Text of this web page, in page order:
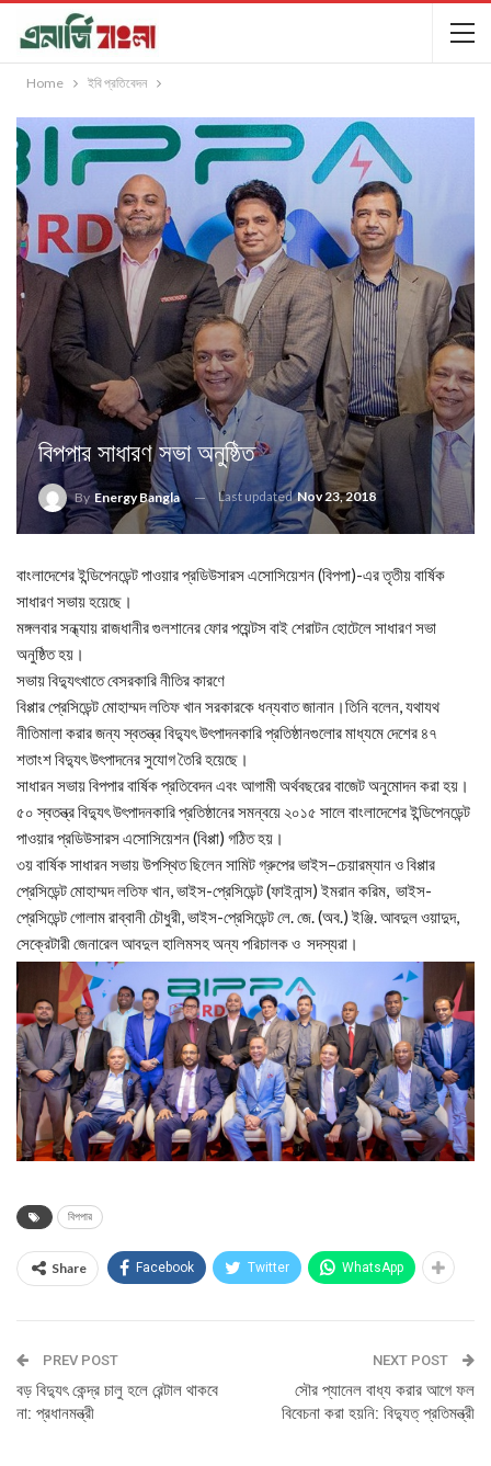
Home ইবি প্রতিবেদন
বিপপার সাধারণ সভা অনুষ্ঠিত
By Energy Bangla Last updatedNov 23, 2018
বাংলাদেশের ইন্ডিপেনডেন্ট পাওয়ার প্রডিউসারস এসোসিয়েশন (বিপপা)-এর তৃতীয় বার্ষিক
সাধারণ সভায় হয়েছে।
মঙ্গলবার সন্ধ্যায় রাজধানীর গুলশানের ফোর পয়েন্টস বাই শেরাটন হোটেলে সাধারণ সভা
অনুষ্ঠিত হয়।
সভায় বিদ্যুৎখাতে বেসরকারি নীতির কারণে
বিপ্পার প্রেসিডেন্ট মোহাম্মদ লতিফ খান সরকারকে ধন্যবাত জানান।তিনি বলেন, যথাযথ
নীতিমালা করার জন্য স্বতন্ত্র বিদ্যুৎ উৎপাদনকারি প্রতিষ্ঠানগুলোর মাধ্যমে দেশের ৪৭
শতাংশ বিদ্যুৎ উৎপাদনের সুযোগ তৈরি হয়েছে।
সাধারন সভায় বিপপার বার্ষিক প্রতিবেদন এবং আগামী অর্থবছরের বাজেট অনুমোদন করা হয়।
৫০ স্বতন্ত্র বিদ্যুৎ উৎপাদনকারি প্রতিষ্ঠানের সমন্বয়ে ২০১৫ সালে বাংলাদেশের ইন্ডিপেনডেন্ট
পাওয়ার প্রডিউসারস এসোসিয়েশন (বিপ্পা) গঠিত হয়।
৩য় বার্ষিক সাধারন সভায় উপস্থিত ছিলেন সামিট গ্রুপের ভাইস–চেয়ারম্যান ও বিপ্পার
প্রেসিডেন্ট মোহাম্মদ লতিফ খান, ভাইস-প্রেসিডেন্ট (ফাইনান্স) ইমরান করিম, ভাইস-
প্রেসিডেন্ট গোলাম রাব্বানী চৌধুরী, ভাইস-প্রেসিডেন্ট লে. জে. (অব.) ইঞ্জি. আবদুল ওয়াদুদ,
সেক্রেটারী জেনারেল আবদুল হালিমসহ অন্য পরিচালক ও সদস্যরা।
বিপপার
Share Facebook Twitter WhatsApp
PREV POST
বড় বিদ্যুৎ কেন্দ্র চালু হলে রেন্টাল থাকবে
না: প্রধানমন্ত্রী
NEXT POST
সৌর প্যানেল বাধ্য করার আগে ফল
বিবেচনা করা হয়নি: বিদ্যুত্ প্রতিমন্ত্রী